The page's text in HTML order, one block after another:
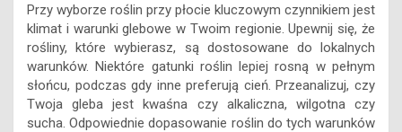
Przy wyborze roślin przy płocie kluczowym czynnikiem jest
klimat i warunki glebowe w Twoim regionie. Upewnij się, że
rośliny, które wybierasz, są dostosowane do lokalnych
warunków. Niektóre gatunki roślin lepiej rosną w pełnym
słońcu, podczas gdy inne preferują cień. Przeanalizuj, czy
Twoja gleba jest kwaśna czy alkaliczna, wilgotna czy
sucha. Odpowiednie dopasowanie roślin do tych warunków